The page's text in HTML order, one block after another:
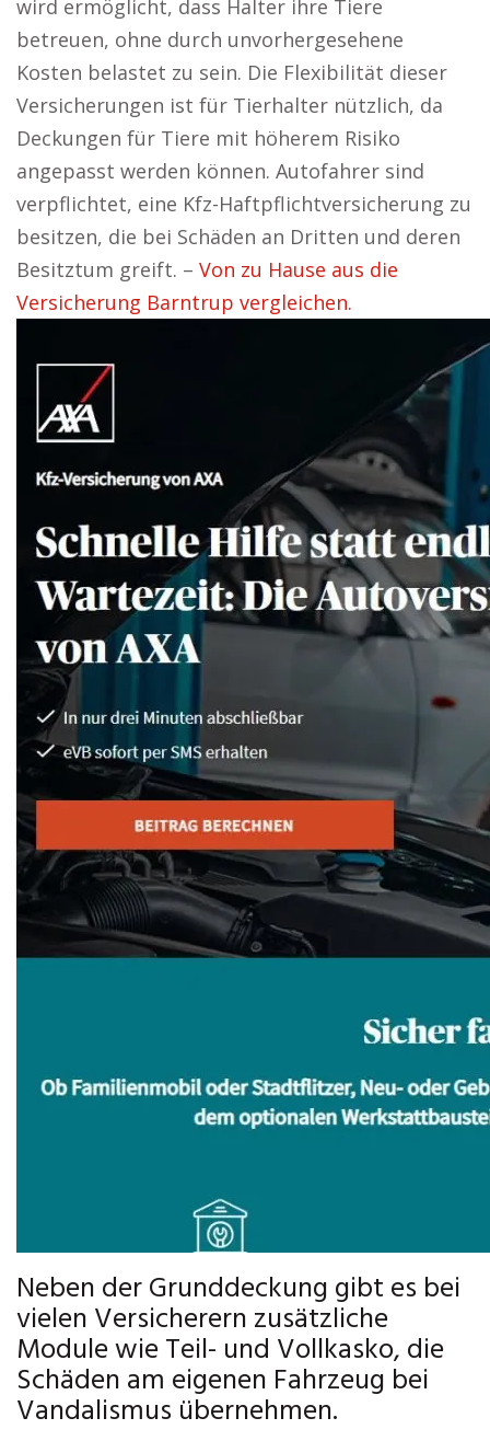
wird ermöglicht, dass Halter ihre Tiere
betreuen, ohne durch unvorhergesehene
Kosten belastet zu sein. Die Flexibilität dieser
Versicherungen ist für Tierhalter nützlich, da
Deckungen für Tiere mit höherem Risiko
angepasst werden können. Autofahrer sind
verpflichtet, eine Kfz-Haftpflichtversicherung zu
besitzen, die bei Schäden an Dritten und deren
Besitztum greift. – Von zu Hause aus die
Versicherung Barntrup vergleichen.
Neben der Grunddeckung gibt es bei
vielen Versicherern zusätzliche
Module wie Teil- und Vollkasko, die
Schäden am eigenen Fahrzeug bei
Vandalismus übernehmen.